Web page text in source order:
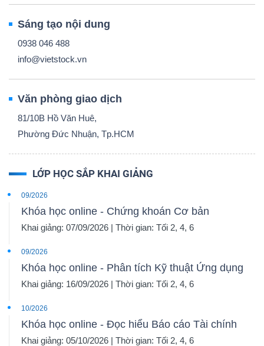
Sáng tạo nội dung
0938 046 488
info@vietstock.vn
Văn phòng giao dịch
81/10B Hồ Văn Huê,
Phường Đức Nhuận, Tp.HCM
LỚP HỌC SẮP KHAI GIẢNG
09/2026
Khóa học online - Chứng khoán Cơ bản
Khai giảng: 07/09/2026 | Thời gian: Tối 2, 4, 6
09/2026
Khóa học online - Phân tích Kỹ thuật Ứng dụng
Khai giảng: 16/09/2026 | Thời gian: Tối 2, 4, 6
10/2026
Khóa học online - Đọc hiểu Báo cáo Tài chính
Khai giảng: 05/10/2026 | Thời gian: Tối 2, 4, 6